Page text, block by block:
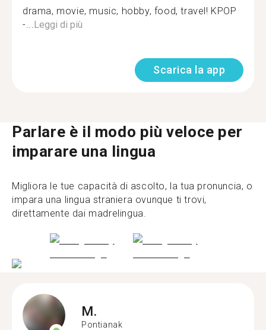
drama, movie, music, hobby, food, travel! KPOP
-... Leggi di più
Scarica la app
Parlare è il modo più veloce per
imparare una lingua
Migliora le tue capacità di ascolto, la tua pronuncia, o
impara una lingua straniera ovunque ti trovi,
direttamente dai madrelingua.
M.
Pontianak